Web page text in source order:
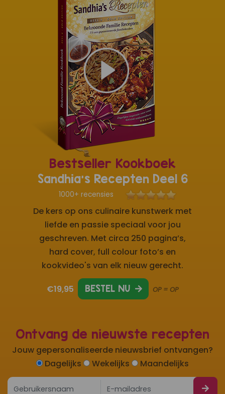
Ontvang de nieuwste recepten
Jouw gepersonaliseerde nieuwsbrief ontvangen?
Dagelijks
Wekelijks Maandelijks
Bestseller Kookboek
Sandhia's Recepten Deel 6
1000+ recensies
De kers op ons culinaire kunstwerk met
liefde en passie speciaal voor jou
geschreven. Met circa 250 pagina’s,
hard cover, full colour foto’s en
kookvideo's van elk nieuw gerecht.
€19,95 BESTEL NU OP = OP